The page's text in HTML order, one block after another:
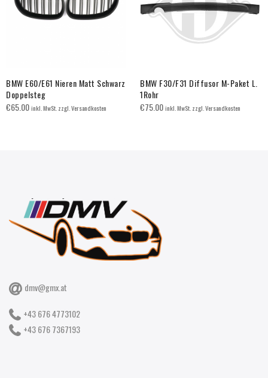
BMW E60/E61 Nieren Matt Schwarz
Doppelsteg
€65.00inkl. MwSt. zzgl. Versandkosten
BMW F30/F31 Diffusor M-Paket L.
1Rohr
€75.00inkl. MwSt. zzgl. Versandkosten
dmv@gmx.at
+43 676 4773102
+43 676 7367193